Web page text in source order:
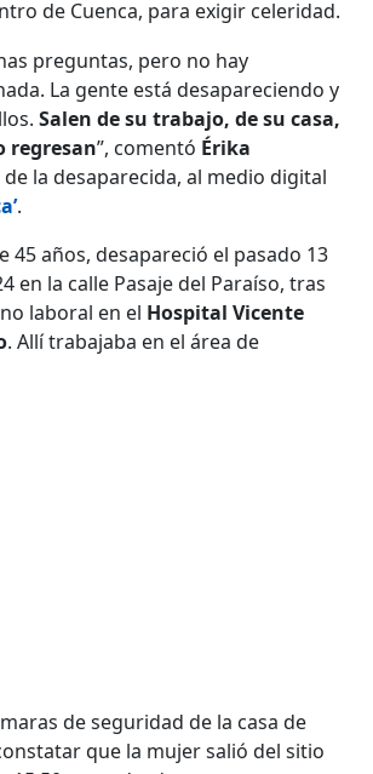
de Cuenca, para exigir celeridad.
preguntas, pero no hay
La gente está desapareciendo y
Salen de su trabajo, de su casa,
regresan”, comentó Érika
de la desaparecida, al medio digital
.
45 años, desapareció el pasado 13
en la calle Pasaje del Paraíso, tras
laboral en el Hospital Vicente
. Allí trabajaba en el área de
de seguridad de la casa de
que la mujer salió del sitio